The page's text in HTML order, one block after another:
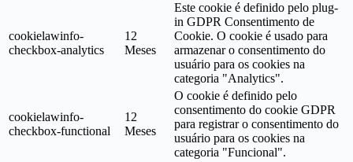
cookielawinfo-
checkbox-analytics
12
Meses
Este cookie é definido pelo plug-
in GDPR Consentimento de
Cookie. O cookie é usado para
armazenar o consentimento do
usuário para os cookies na
categoria "Analytics".
cookielawinfo-
checkbox-functional
12
Meses
O cookie é definido pelo
consentimento do cookie GDPR
para registrar o consentimento do
usuário para os cookies na
categoria "Funcional".